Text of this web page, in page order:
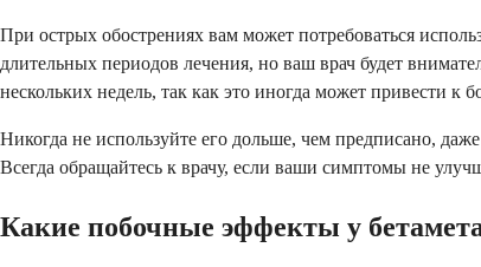
При острых обострениях вам может потребоваться
длительных периодов лечения, но ваш врач будет
нескольких недель, так как это иногда может привести
Никогда не используйте его дольше, чем предписано,
Всегда обращайтесь к врачу, если ваши симптомы не
Какие побочные эффекты у